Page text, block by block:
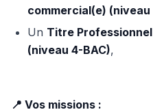
commercial(e) (niveau
Un Titre
(niveau 4-BAC),
📍 Vos missions :